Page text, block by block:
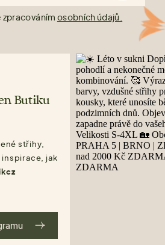
osobních údajů.
Butiku
střihy,
inspirace, jak